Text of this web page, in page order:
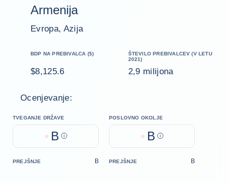
Armenija
Evropa, Azija
BDP NA PREBIVALCA ($)
$8,125.6
ŠTEVILO PREBIVALCEV (V LETU
2021)
2,9 milijona
Ocenjevanje:
TVEGANJE DRŽAVE
B Help
POSLOVNO OKOLJE
B Help
PREJŠNJE B PREJŠNJE B